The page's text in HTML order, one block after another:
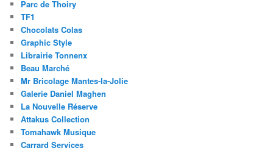
Parc de Thoiry
TF1
Chocolats Colas
Graphic Style
Librairie Tonnenx
Beau Marché
Mr Bricolage Mantes-la-Jolie
Galerie Daniel Maghen
La Nouvelle Réserve
Attakus Collection
Tomahawk Musique
Carrard Services